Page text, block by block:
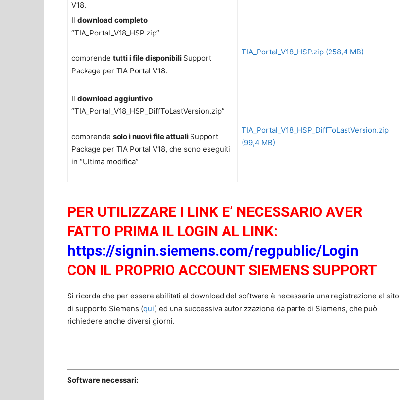
V18.
Il download completo
“TIA_Portal_V18_HSP.zip”
comprende tutti i file disponibili Support
Package per TIA Portal V18.
TIA_Portal_V18_HSP.zip (258,4 MB)
Il download aggiuntivo
“TIA_Portal_V18_HSP_DiffToLastVersion.zip”
comprende solo i nuovi file attuali Support
Package per TIA Portal V18, che sono eseguiti
in “Ultima modifica”.
TIA_Portal_V18_HSP_DiffToLastVersion.zip
(99,4 MB)
PER UTILIZZARE I LINK E’ NECESSARIO AVER
FATTO PRIMA IL LOGIN AL LINK:
https://signin.siemens.com/regpublic/Login
CON IL PROPRIO ACCOUNT SIEMENS SUPPORT
Si ricorda che per essere abilitati al download del software è necessaria una registrazione al sito
di supporto Siemens (qui) ed una successiva autorizzazione da parte di Siemens, che può
richiedere anche diversi giorni.
Software necessari: